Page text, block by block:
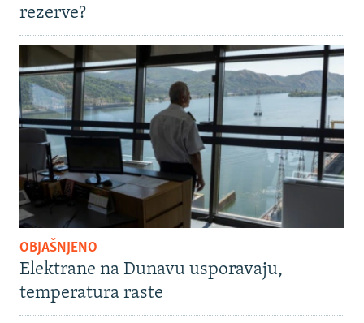
rezerve?
OBJAŠNJENO
Elektrane na Dunavu usporavaju,
temperatura raste